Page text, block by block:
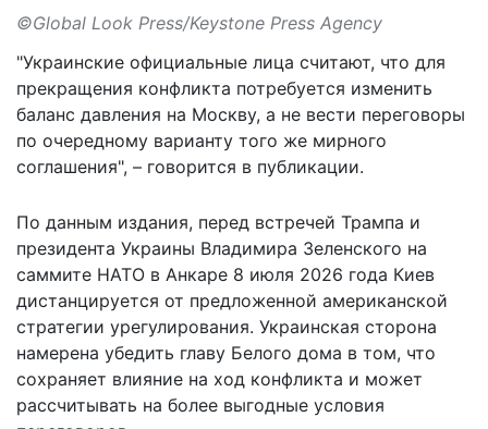
©Global Look Press/Keystone Press Agency
"Украинские официальные лица считают, что для
прекращения конфликта потребуется изменить
баланс давления на Москву, а не вести переговоры
по очередному варианту того же мирного
соглашения", – говорится в публикации.
По данным издания, перед встречей Трампа и
президента Украины Владимира Зеленского на
саммите НАТО в Анкаре 8 июля 2026 года Киев
дистанцируется от предложенной американской
стратегии урегулирования. Украинская сторона
намерена убедить главу Белого дома в том, что
сохраняет влияние на ход конфликта и может
рассчитывать на более выгодные условия